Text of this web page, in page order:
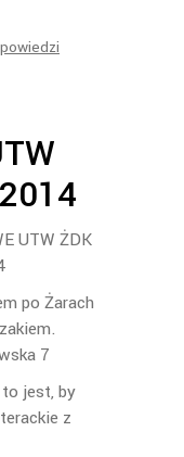
UTW ŻDK
po Żarach
7
jest, by
z